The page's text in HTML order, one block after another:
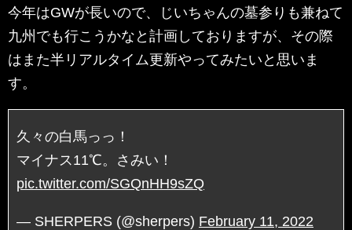
今年はGWが長いので、じいちゃんの墓参りも兼ねて
九州でも行こうかなと計画しておりますが、その際
はまた半リアルタイム更新やってみたいと思いま
す。
久々の白馬っっ！
マイナス11℃。さみい！
pic.twitter.com/SGQnHH9sZQ
— SHERPERS (@sherpers) February 11, 2022